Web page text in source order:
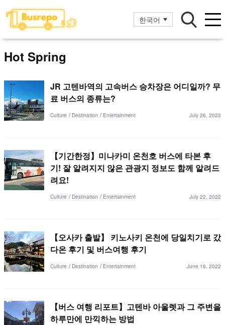
한국어
Hot Spring
JR 고텐바역의 고속버스 승차장은 어디일까? 무
료 버스의 종류는?
Culture Destination Entertainment July 26, 2023
【기간한정】미나카미 온천호 버스에 타본 후
기! 잘 알려지지 않은 관광지 정보도 함께 알려드
려요!
Culture Destination Entertainment July 22, 2022
【오사카 출발】 키노사키 온천에 당일치기로 갔
다온 후기 및 버스여행 후기
Culture Destination Entertainment June 16, 2022
【버스 여행 리포트】고텐바 아울렛과 그 주변을
하루만에 만끽하는 방법